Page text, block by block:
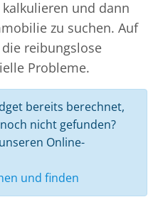
und dann
zu suchen. Auf
reibungslose
Probleme.
bereits berechnet,
nicht gefunden?
Online-
und finden